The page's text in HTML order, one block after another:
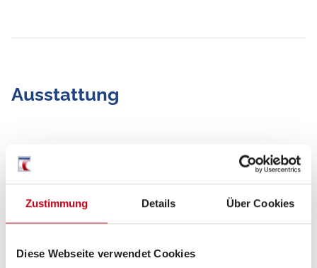
Zustimmung Details Über Cookies
Diese Webseite verwendet Cookies
Ausstattung
Grundrissbeschreibung